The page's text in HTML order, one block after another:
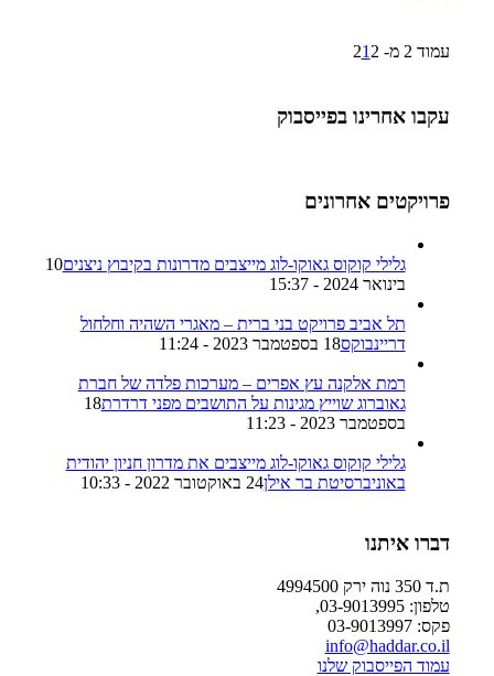
עמוד 2 מ- 2 1 2
עקבו אחרינו בפייסבוק
פרויקטים אחרונים
גלילי קוקוס גאוקו-לוג מייצבים מדרונות בקיבוץ ניצנים10
בינואר 2024 - 15:37
תל אביב פרויקט בני ברית – מאגרי השהיה וחלחול
דריינבוקס18 בספטמבר 2023 - 11:24
רמת אלקנה עץ אפרים – מערכות פלדה של חברת
גאוברוג שוייץ מגינות על התושבים מפני דרדרת18
בספטמבר 2023 - 11:23
גלילי קוקוס גאוקו-לוג מייצבים את מדרון חניון יהודית
באוניברסיטת בר אילן24 באוקטובר 2022 - 10:33
דברו איתנו
ת.ד 350 נוה ירק 4994500
טלפון: 03-9013995,
פקס: 03-9013997
info@haddar.co.il
עמוד הפייסבוק שלנו